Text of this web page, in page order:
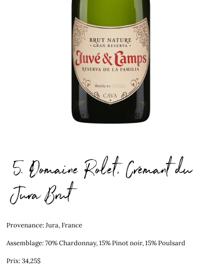
5. Domaine Rolet, Crémant du
Jura Brut
Provenance: Jura, France
Assemblage: 70% Chardonnay, 15% Pinot noir, 15% Poulsard
Prix: 34,25$